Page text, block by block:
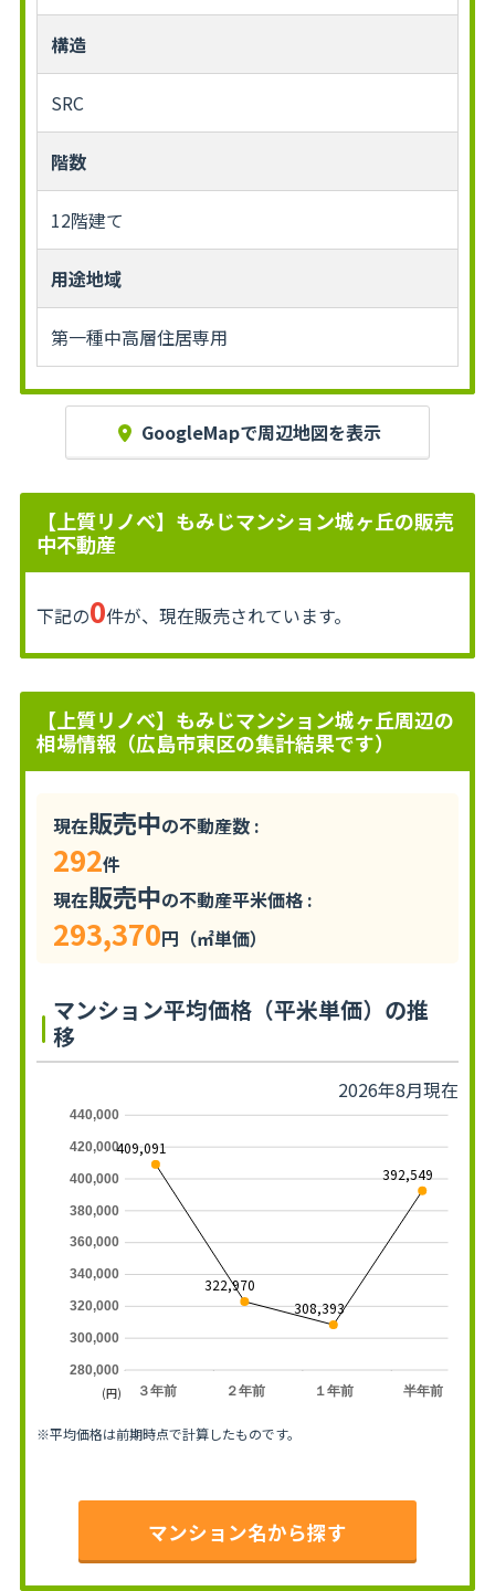
構造
SRC
階数
12階建て
用途地域
第一種中高層住居専用
GoogleMapで周辺地図を表示
【上質リノベ】もみじマンション城ヶ丘の販売
中不動産
下記の0件が、現在販売されています。
【上質リノベ】もみじマンション城ヶ丘周辺の
相場情報（広島市東区の集計結果です）
現在販売中の不動産数 :
292件
現在販売中の不動産平米価格 :
293,370円（㎡単価）
マンション平均価格（平米単価）の推
移
2026年8月現在
３年前 ２年前 １年前 半年前
280,000
300,000
320,000
340,000
360,000
380,000
400,000
420,000
440,000
409,091
322,970
308,393
392,549
(円)
※平均価格は前期時点で計算したものです。
マンション名から探す